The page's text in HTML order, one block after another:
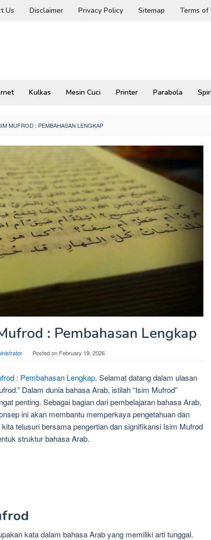
Us Disclaimer Privacy Policy Sitemap Terms of
Kulkas Mesin Cuci Printer Parabola
MUFROD : PEMBAHASAN LENGKAP
: Pembahasan Lengkap
Posted on February 19, 2026
: Pembahasan Lengkap. Selamat datang dalam ulasan
Dalam dunia bahasa Arab, istilah “Isim Mufrod”
penting. Sebagai bagian dari pembelajaran bahasa Arab,
ini akan membantu memperkaya pengetahuan dan
telusuri bersama pengertian dan signifikansi Isim Mufrod
struktur bahasa Arab.
kata dalam bahasa Arab yang memiliki arti tunggal.